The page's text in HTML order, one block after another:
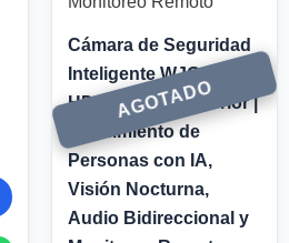
Cámara de Seguridad
Inteligente WJG 2MP
HD WiFi para Exterior |
Seguimiento de
Personas con IA,
Visión Nocturna,
Audio Bidireccional y